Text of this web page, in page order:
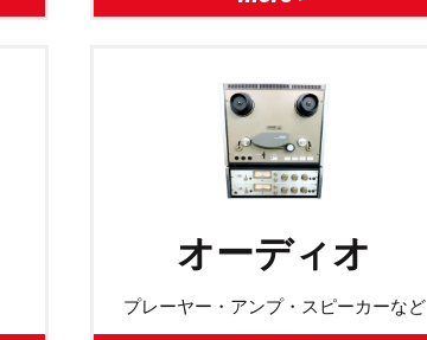
オーディオ
プレーヤー・アンプ・スピーカーなど